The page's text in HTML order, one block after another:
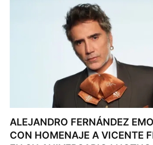
ALEJANDRO FERNÁNDEZ
CON HOMENAJE A VICENTE